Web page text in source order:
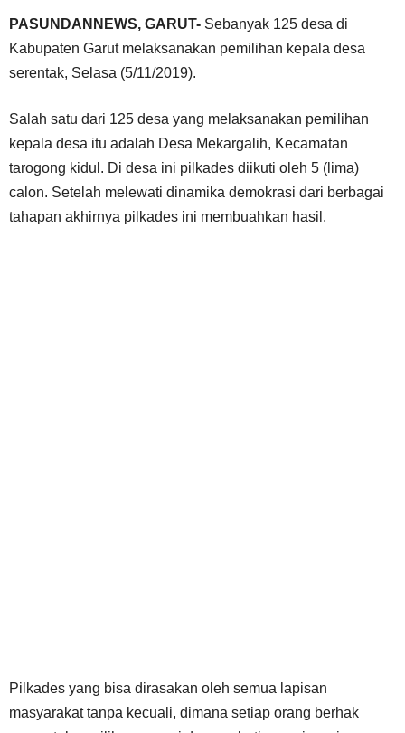
PASUNDANNEWS, GARUT- Sebanyak 125 desa di
Kabupaten Garut melaksanakan pemilihan kepala desa
serentak, Selasa (5/11/2019).
Salah satu dari 125 desa yang melaksanakan pemilihan
kepala desa itu adalah Desa Mekargalih, Kecamatan
tarogong kidul. Di desa ini pilkades diikuti oleh 5 (lima)
calon. Setelah melewati dinamika demokrasi dari berbagai
tahapan akhirnya pilkades ini membuahkan hasil.
Pilkades yang bisa dirasakan oleh semua lapisan
masyarakat tanpa kecuali, dimana setiap orang berhak